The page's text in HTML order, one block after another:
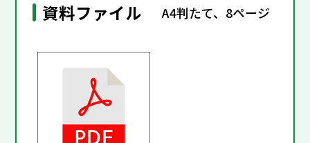
資料ファイル A4判たて、8ページ